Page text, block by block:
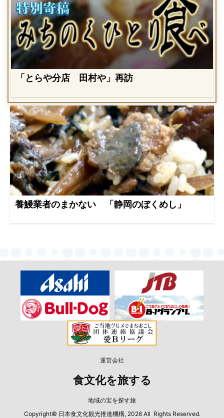
「とらや分店 田村や」再訪
養鰻業者のまかない 「静岡のぼくめし」
運営会社
食文化を旅する
地域の宝を探す旅
Copyright© 日本食文化観光推進機構, 2026 All Rights Reserved.